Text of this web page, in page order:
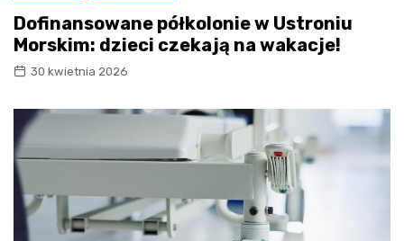
Dofinansowane półkolonie w Ustroniu
Morskim: dzieci czekają na wakacje!
30 kwietnia 2026